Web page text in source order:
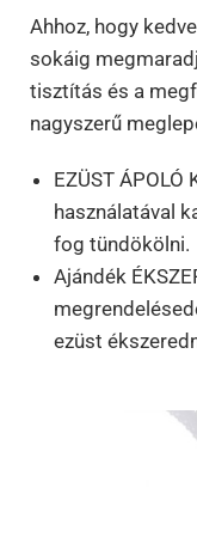
Ahhoz, hogy
sokáig
tisztítás és a
nagyszerű
EZÜST ÁPOLÓ
használatával
fog tündökölni.
Ajándék
ezüst